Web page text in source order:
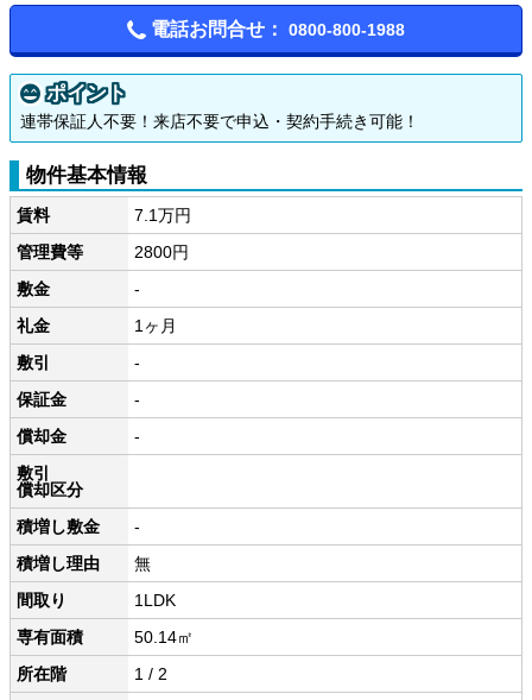
電話お問合せ： 0800-800-1988
ポイント
連帯保証人不要！来店不要で申込・契約手続き可能！
物件基本情報
賃料
7.1万円
管理費等
2800円
敷金
-
礼金
1ヶ月
敷引
-
保証金
-
償却金
-
敷引
償却区分
積増し敷金
-
積増し理由
無
間取り
1LDK
専有面積
50.14㎡
所在階
1 / 2